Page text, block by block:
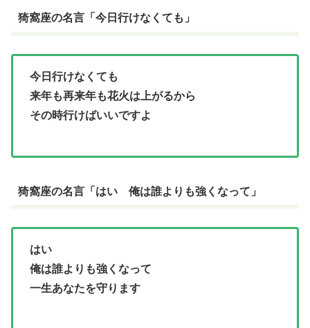
猗窩座の名言「今日行けなくても」
今日行けなくても
来年も再来年も花火は上がるから
その時行けばいいですよ
猗窩座の名言「はい 俺は誰よりも強くなって」
はい
俺は誰よりも強くなって
一生あなたを守ります